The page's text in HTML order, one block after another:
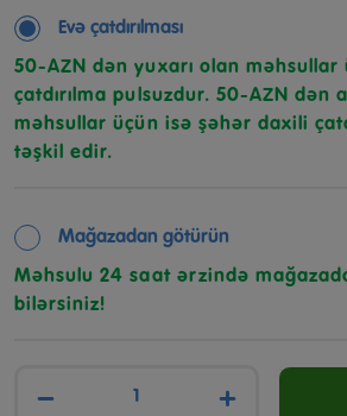
Evə çatdırılması
50-AZN dən yuxarı olan
çatdırılma pulsuzdur. 50-AZN dən
məhsullar üçün isə şəhər daxili
təşkil edir.
Mağazadan götürün
Məhsulu 24 saat ərzində
bilərsiniz!
− +